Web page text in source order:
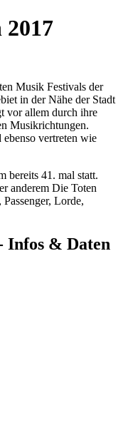
Musik Festivals der
in der Nähe der Stadt
vor allem durch ihre
Musikrichtungen.
vertreten wie
bereits 41. mal statt.
anderem Die Toten
Lorde,
Infos & Daten